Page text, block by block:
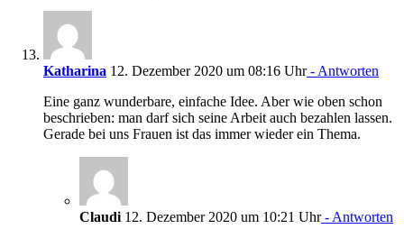
Katharina 12. Dezember 2020 um 08:16 Uhr- Antworten
Eine ganz wunderbare, einfache Idee. Aber wie oben schon
beschrieben: man darf sich seine Arbeit auch bezahlen lassen.
Gerade bei uns Frauen ist das immer wieder ein Thema.
Claudi 12. Dezember 2020 um 10:21 Uhr- Antworten